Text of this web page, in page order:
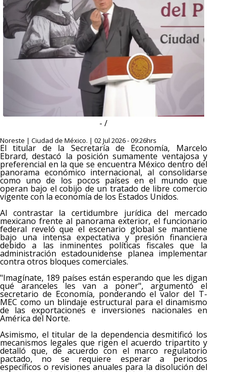
- /
Noreste | Ciudad de México. | 02 Jul 2026 - 09:26hrs
El titular de la Secretaría de Economía, Marcelo
Ebrard, destacó la posición sumamente ventajosa y
preferencial en la que se encuentra México dentro del
panorama económico internacional, al consolidarse
como uno de los pocos países en el mundo que
operan bajo el cobijo de un tratado de libre comercio
vigente con la economía de los Estados Unidos.
Al contrastar la certidumbre jurídica del mercado
mexicano frente al panorama exterior, el funcionario
federal reveló que el escenario global se mantiene
bajo una intensa expectativa y presión financiera
debido a las inminentes políticas fiscales que la
administración estadounidense planea implementar
contra otros bloques comerciales.
"Imagínate, 189 países están esperando que les digan
qué aranceles les van a poner", argumentó el
secretario de Economía, ponderando el valor del T-
MEC como un blindaje estructural para el dinamismo
de las exportaciones e inversiones nacionales en
América del Norte.
Asimismo, el titular de la dependencia desmitificó los
mecanismos legales que rigen el acuerdo tripartito y
detalló que, de acuerdo con el marco regulatorio
pactado, no se requiere esperar a periodos
específicos o revisiones anuales para la disolución del